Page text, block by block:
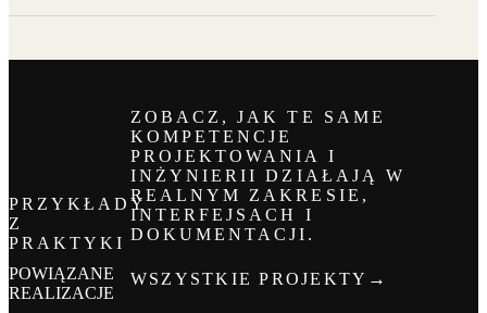
PRZYKŁADY
Z
PRAKTYKI
POWIĄZANE
REALIZACJE
ZOBACZ, JAK TE SAME
KOMPETENCJE
PROJEKTOWANIA I
INŻYNIERII DZIAŁAJĄ W
REALNYM ZAKRESIE,
INTERFEJSACH I
DOKUMENTACJI.
WSZYSTKIE PROJEKTY →